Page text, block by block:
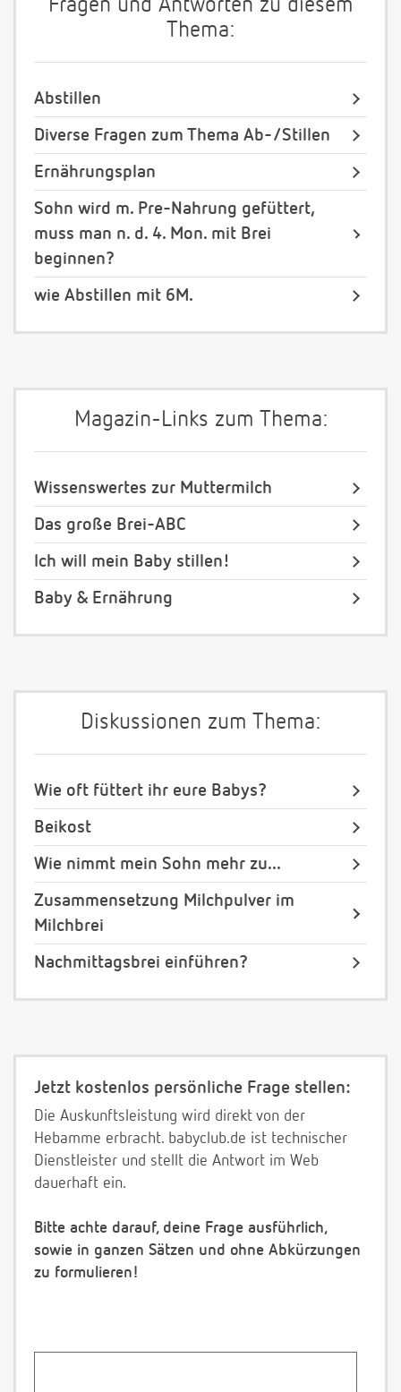
Fragen und Antworten zu diesem
Thema:
Abstillen
Diverse Fragen zum Thema Ab-/Stillen
Ernährungsplan
Sohn wird m. Pre-Nahrung gefüttert,
muss man n. d. 4. Mon. mit Brei
beginnen?
wie Abstillen mit 6M.
Magazin-Links zum Thema:
Wissenswertes zur Muttermilch
Das große Brei-ABC
Ich will mein Baby stillen!
Baby & Ernährung
Diskussionen zum Thema:
Wie oft füttert ihr eure Babys?
Beikost
Wie nimmt mein Sohn mehr zu...
Zusammensetzung Milchpulver im
Milchbrei
Nachmittagsbrei einführen?
Jetzt kostenlos persönliche Frage stellen:
Die Auskunftsleistung wird direkt von der
Hebamme erbracht. babyclub.de ist technischer
Dienstleister und stellt die Antwort im Web
dauerhaft ein.
Bitte achte darauf, deine Frage ausführlich,
sowie in ganzen Sätzen und ohne Abkürzungen
zu formulieren!